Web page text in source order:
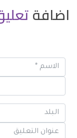
اضافة